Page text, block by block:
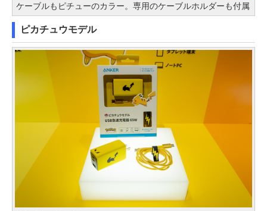
ケーブルもピチューのカラー。専用のケーブルホルダーも付属
ピカチュウモデル